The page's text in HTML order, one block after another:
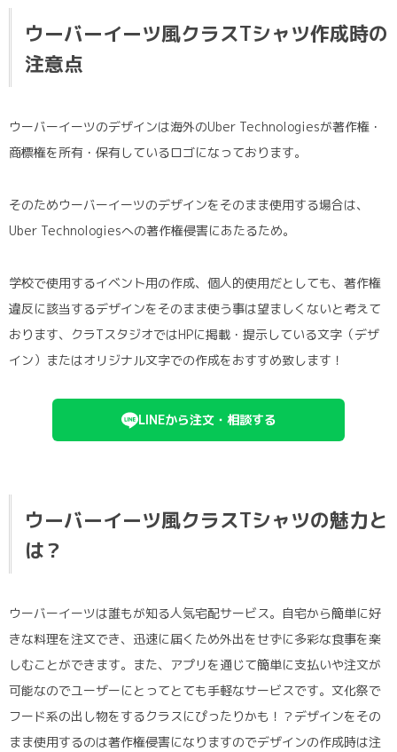
ウーバーイーツ風クラスTシャツ作成時の
注意点
ウーバーイーツのデザインは海外のUber Technologiesが著作権・
商標権を所有・保有しているロゴになっております。
そのためウーバーイーツのデザインをそのまま使用する場合は、
Uber Technologiesへの著作権侵害にあたるため。
学校で使用するイベント用の作成、個人的使用だとしても、著作権
違反に該当するデザインをそのまま使う事は望ましくないと考えて
おります、クラTスタジオではHPに掲載・提示している文字（デザ
イン）またはオリジナル文字での作成をおすすめ致します！
LINEから注文・相談する
ウーバーイーツ風クラスTシャツの魅力と
は？
ウーバーイーツは誰もが知る人気宅配サービス。自宅から簡単に好
きな料理を注文でき、迅速に届くため外出をせずに多彩な食事を楽
しむことができます。また、アプリを通じて簡単に支払いや注文が
可能なのでユーザーにとってとても手軽なサービスです。文化祭で
フード系の出し物をするクラスにぴったりかも！？デザインをその
まま使用するのは著作権侵害になりますのでデザインの作成時は注
部活動